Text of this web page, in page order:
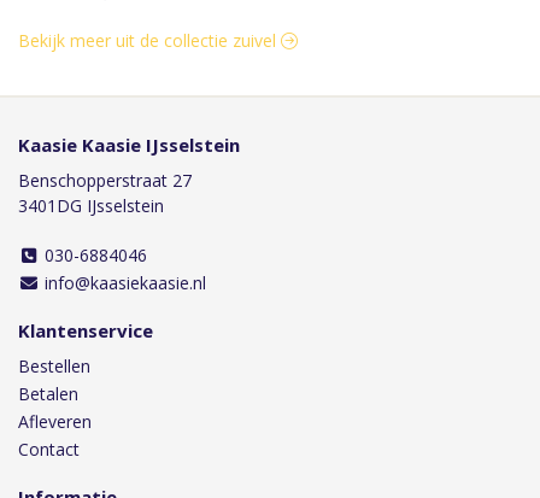
Bekijk meer uit de collectie zuivel
Kaasie Kaasie IJsselstein
Benschopperstraat 27
3401DG IJsselstein
030-6884046
info@kaasiekaasie.nl
Klantenservice
Bestellen
Betalen
Afleveren
Contact